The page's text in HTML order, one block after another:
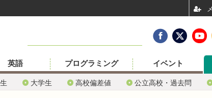
大学生 高校偏差値 公立高校・過去問
英語 プログラミング イベント